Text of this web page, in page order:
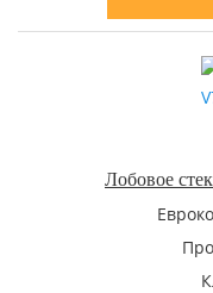
Лобовое